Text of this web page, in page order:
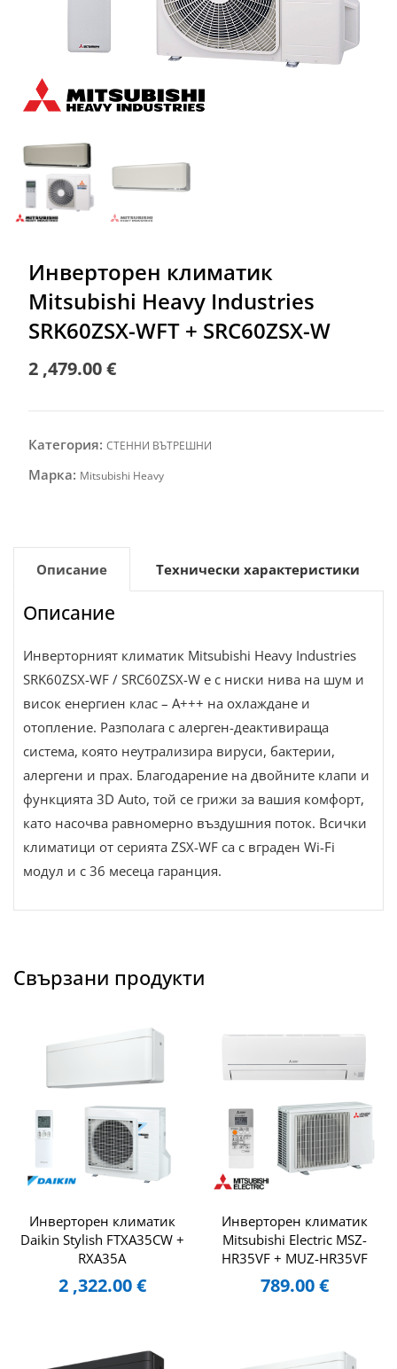
Инверторен климатик
Mitsubishi Heavy Industries
SRK60ZSX-WFT + SRC60ZSX-W
2 ,479.00€
Категория: СТЕННИ ВЪТРЕШНИ
Марка: Mitsubishi Heavy
Описание Технически характеристики
Описание
Инверторният климатик Mitsubishi Heavy Industries
SRK60ZSX-WF / SRC60ZSX-W е с ниски нива на шум и
висок енергиен клас – А+++ на охлаждане и
отопление. Разполага с алерген-деактивираща
система, която неутрализира вируси, бактерии,
алергени и прах. Благодарение на двойните клапи и
функцията 3D Auto, той се грижи за вашия комфорт,
като насочва равномерно въздушния поток. Всички
климатици от серията ZSX-WF са с вграден Wi-Fi
модул и с 36 месеца гаранция.
Свързани продукти
Инверторен климатик
Daikin Stylish FTXA35CW +
RXA35A
2 ,322.00€
Инверторен климатик
Mitsubishi Electric MSZ-
HR35VF + MUZ-HR35VF
789.00€